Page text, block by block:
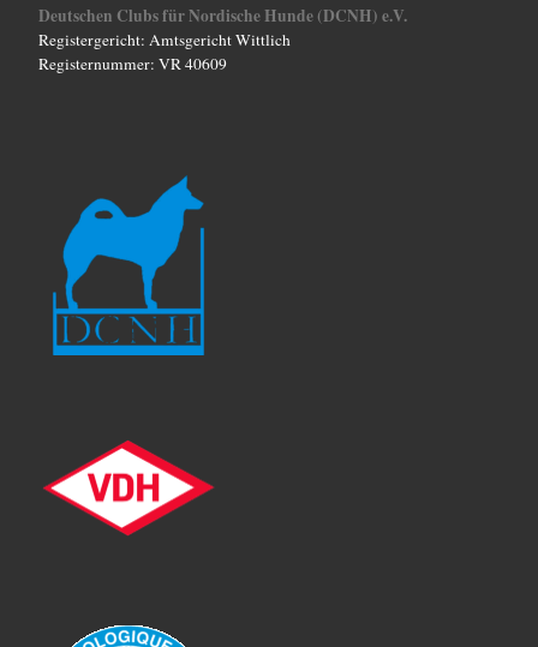
Deutschen Clubs für Nordische Hunde (DCNH) e.V.
Registergericht: Amtsgericht Wittlich
Registernummer: VR 40609